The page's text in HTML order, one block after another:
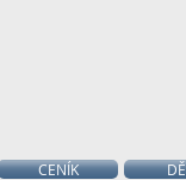
CENÍK